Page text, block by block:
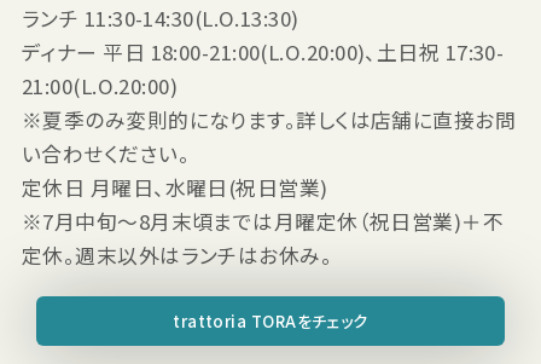
ランチ 11:30-14:30(L.O.13:30)
ディナー 平日 18:00-21:00(L.O.20:00)、土日祝 17:30-
21:00(L.O.20:00)
※夏季のみ変則的になります。詳しくは店舗に直接お問
い合わせください。
定休日 月曜日、水曜日(祝日営業)
※7月中旬～8月末頃までは月曜定休（祝日営業)＋不
定休。週末以外はランチはお休み。
trattoria TORAをチェック